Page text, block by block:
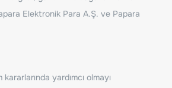
Elektronik Para A.Ş. ve Papara
yardımcı olmayı